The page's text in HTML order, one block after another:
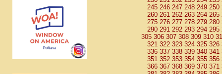
245 246 247 248 249 250
260 261 262 263 264 265
275 276 277 278 279 280
290 291 292 293 294 295
305 306 307 308 309 310
321 322 323 324 325 326
336 337 338 339 340 341
351 352 353 354 355 356
366 367 368 369 370 371